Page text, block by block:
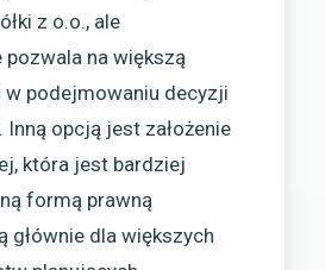
z o.o., ale
pozwala na większą
podejmowaniu decyzji
Inną opcją jest założenie
która jest bardziej
formą prawną
głównie dla większych